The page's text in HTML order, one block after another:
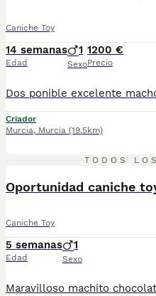
Caniche Toy
14 semanas
Edad
1
Sexo
1200 €
Precio
Criador
Murcia, Murcia (19.5km)
TODOS
Oportunidad caniche
Caniche Toy
5 semanas
Edad
1
Sexo